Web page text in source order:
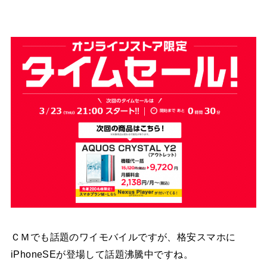
ＣＭでも話題のワイモバイルですが、格安スマホに
iPhoneSEが登場して話題沸騰中ですね。